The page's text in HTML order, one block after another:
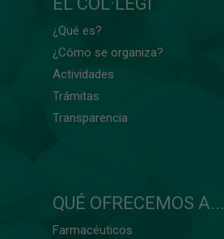
¿Qué es?
¿Cómo se organiza?
Actividades
Trámitas
Transparencia
QUÉ OFRECEMOS A...
Farmacéuticos